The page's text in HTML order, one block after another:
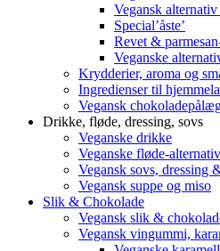
Vegansk
Special’åste’
Revet &
Veganske
Krydderier, aroma og
Ingredienser til
Vegansk
Drikke, fløde, dressing, sovs
Veganske drikke
Veganske fløde-
Vegansk sovs, dressing
Vegansk suppe og miso
Slik & Chokolade
Vegansk slik &
Vegansk vingummi,